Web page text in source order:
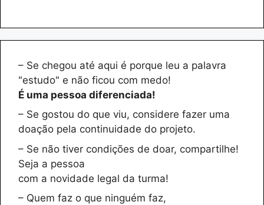
– Se chegou até aqui é porque leu a palavra
"estudo" e não ficou com medo!
É uma pessoa diferenciada!
– Se gostou do que viu, considere fazer uma
doação pela continuidade do projeto.
– Se não tiver condições de doar, compartilhe!
Seja a pessoa
com a novidade legal da turma!
– Quem faz o que ninguém faz,